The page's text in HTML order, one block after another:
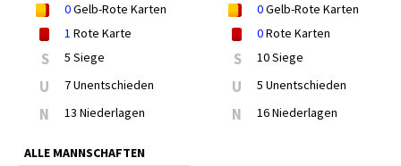
0Gelb-Rote Karten
1 Rote Karte
S 5 Siege
U 7 Unentschieden
N 13 Niederlagen
0Gelb-Rote Karten
0Rote Karten
S 10 Siege
U 5 Unentschieden
N 16 Niederlagen
ALLE MANNSCHAFTEN